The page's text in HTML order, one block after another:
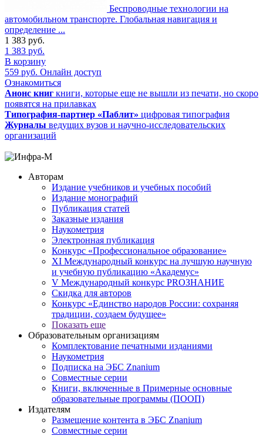
Беспроводные технологии на
автомобильном транспорте. Глобальная навигация и
определение ...
1 383 руб.
1 383 руб.
В корзину
559 руб. Онлайн доступ
Ознакомиться
Анонс книг книги, которые еще не вышли из печати, но скоро
появятся на прилавках
Типография-партнер «Паблит» цифровая типография
Журналы ведущих вузов и научно-исследовательских
организаций
Авторам
Издание учебников и учебных пособий
Издание монографий
Публикация статей
Заказные издания
Наукометрия
Электронная публикация
Конкурс «Профессиональное образование»
XI Международный конкурс на лучшую научную
и учебную публикацию «Академус»
V Международный конкурс PROЗНАНИЕ
Скидка для авторов
Конкурс «Единство народов России: сохраняя
традиции, создаем будущее»
Показать еще
Образовательным организациям
Комплектование печатными изданиями
Наукометрия
Подписка на ЭБС Znanium
Совместные серии
Книги, включенные в Примерные основные
образовательные программы (ПООП)
Издателям
Размещение контента в ЭБС Znanium
Совместные серии